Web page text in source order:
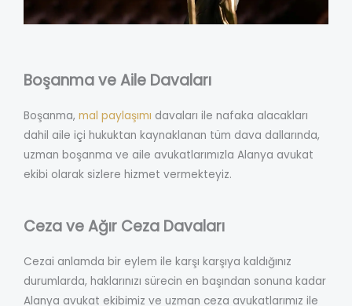
Boşanma ve Aile Davaları
Boşanma, mal paylaşımı davaları ile nafaka alacakları
dahil aile içi hukuktan kaynaklanan tüm dava dallarında,
uzman boşanma ve aile avukatlarımızla Alanya avukat
ekibi olarak sizlere hizmet vermekteyiz.
Ceza ve Ağır Ceza Davaları
Cezai anlamda bir eylem ile karşı karşıya kaldığınız
durumlarda, haklarınızı sürecin en başından sonuna kadar
Alanya avukat ekibimiz ve uzman ceza avukatlarımız ile